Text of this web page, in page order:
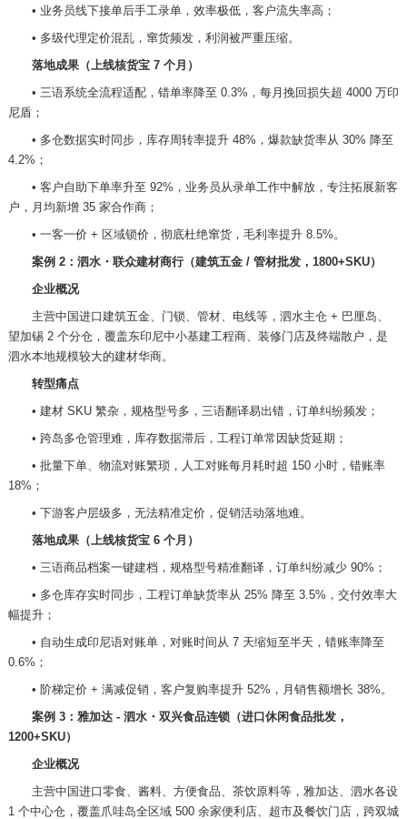
• 业务员线下接单后手工录单，效率极低，客户流失率高；
• 多级代理定价混乱，窜货频发，利润被严重压缩。
落地成果（上线核货宝 7 个月）
• 三语系统全流程适配，错单率降至 0.3%，每月挽回损失超 4000 万印
尼盾；
• 多仓数据实时同步，库存周转率提升 48%，爆款缺货率从 30% 降至
4.2%；
• 客户自助下单率升至 92%，业务员从录单工作中解放，专注拓展新客
户，月均新增 35 家合作商；
• 一客一价 + 区域锁价，彻底杜绝窜货，毛利率提升 8.5%。
案例 2：泗水・联众建材商行（建筑五金 / 管材批发，1800+SKU）
企业概况
主营中国进口建筑五金、门锁、管材、电线等，泗水主仓 + 巴厘岛、
望加锡 2 个分仓，覆盖东印尼中小基建工程商、装修门店及终端散户，是
泗水本地规模较大的建材华商。
转型痛点
• 建材 SKU 繁杂，规格型号多，三语翻译易出错，订单纠纷频发；
• 跨岛多仓管理难，库存数据滞后，工程订单常因缺货延期；
• 批量下单、物流对账繁琐，人工对账每月耗时超 150 小时，错账率
18%；
• 下游客户层级多，无法精准定价，促销活动落地难。
落地成果（上线核货宝 6 个月）
• 三语商品档案一键建档，规格型号精准翻译，订单纠纷减少 90%；
• 多仓库存实时同步，工程订单缺货率从 25% 降至 3.5%，交付效率大
幅提升；
• 自动生成印尼语对账单，对账时间从 7 天缩短至半天，错账率降至
0.6%；
• 阶梯定价 + 满减促销，客户复购率提升 52%，月销售额增长 38%。
案例 3：雅加达 - 泗水・双兴食品连锁（进口休闲食品批发，
1200+SKU）
企业概况
主营中国进口零食、酱料、方便食品、茶饮原料等，雅加达、泗水各设
1 个中心仓，覆盖爪哇岛全区域 500 余家便利店、超市及餐饮门店，跨双城